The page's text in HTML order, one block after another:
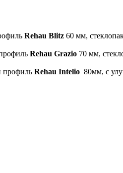
Rehau Blitz 60 мм,
Rehau Grazio 70 мм,
профиль Rehau Intelio 80мм, с